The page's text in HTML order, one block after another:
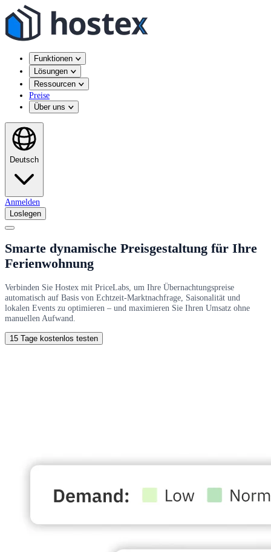
Funktionen
Lösungen
Ressourcen
Preise
Über uns
Deutsch
Anmelden
Loslegen
Smarte dynamische Preisgestaltung für Ihre
Ferienwohnung
Verbinden Sie Hostex mit PriceLabs, um Ihre Übernachtungspreise
automatisch auf Basis von Echtzeit-Marktnachfrage, Saisonalität und
lokalen Events zu optimieren – und maximieren Sie Ihren Umsatz ohne
manuellen Aufwand.
15 Tage kostenlos testen